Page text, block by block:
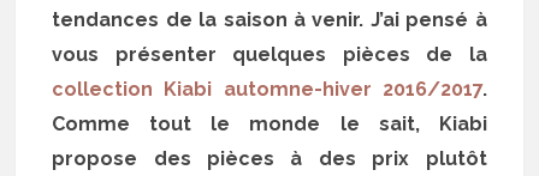
tendances de la saison à venir. J’ai pensé à
vous présenter quelques pièces de la
collection Kiabi automne-hiver 2016/2017.
Comme tout le monde le sait, Kiabi
propose des pièces à des prix plutôt